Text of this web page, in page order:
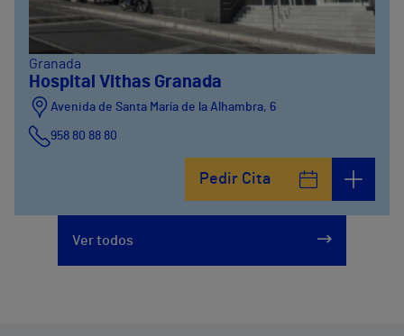
Granada
Hospital Vithas Granada
Avenida de Santa María de la Alhambra, 6
958 80 88 80
Pedir Cita
Ver todos